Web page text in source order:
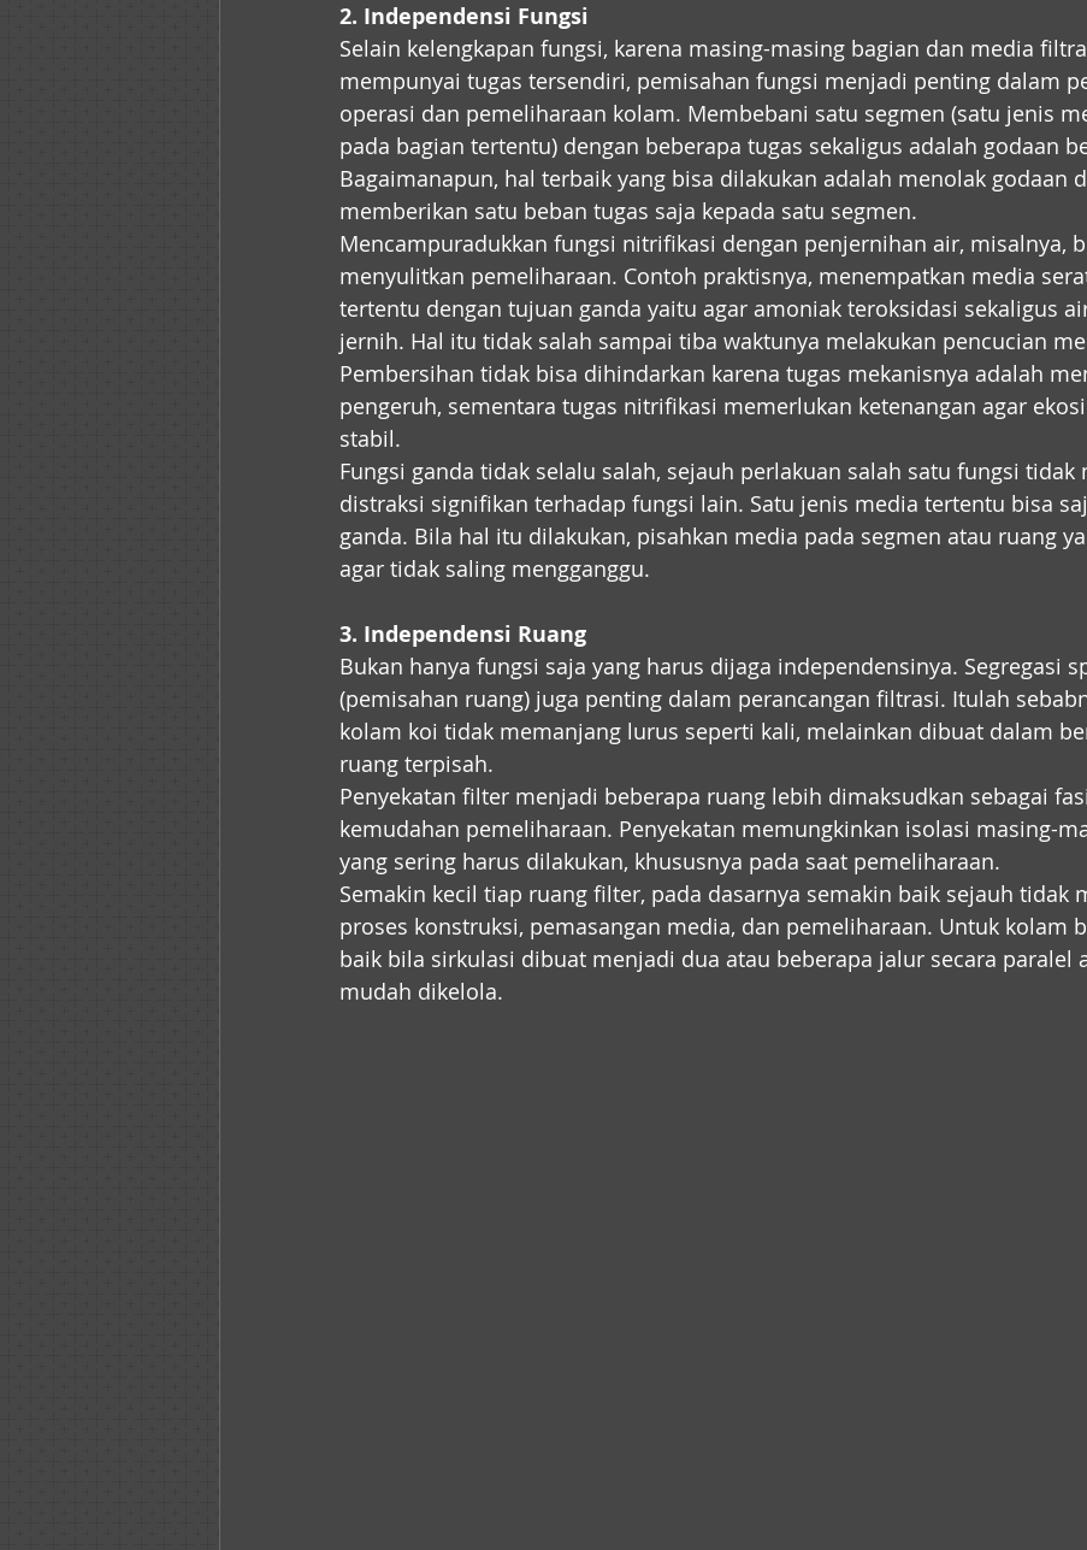
2. Independensi Fungsi
Selain kelengkapan fungsi, karena masing-masing bagian dan media
mempunyai tugas tersendiri, pemisahan fungsi menjadi penting dalam
operasi dan pemeliharaan kolam. Membebani satu segmen (satu jenis
pada bagian tertentu) dengan beberapa tugas sekaligus adalah godaan
Bagaimanapun, hal terbaik yang bisa dilakukan adalah menolak godaan
memberikan satu beban tugas saja kepada satu segmen.
Mencampuradukkan fungsi nitrifikasi dengan penjernihan air, misalnya,
menyulitkan pemeliharaan. Contoh praktisnya, menempatkan media
tertentu dengan tujuan ganda yaitu agar amoniak teroksidasi sekaligus
jernih. Hal itu tidak salah sampai tiba waktunya melakukan pencucian
Pembersihan tidak bisa dihindarkan karena tugas mekanisnya adalah
pengeruh, sementara tugas nitrifikasi memerlukan ketenangan agar
stabil.
Fungsi ganda tidak selalu salah, sejauh perlakuan salah satu fungsi tidak
distraksi signifikan terhadap fungsi lain. Satu jenis media tertentu bisa
ganda. Bila hal itu dilakukan, pisahkan media pada segmen atau ruang
agar tidak saling mengganggu.
3. Independensi Ruang
Bukan hanya fungsi saja yang harus dijaga independensinya. Segregasi
(pemisahan ruang) juga penting dalam perancangan filtrasi. Itulah
kolam koi tidak memanjang lurus seperti kali, melainkan dibuat dalam
ruang terpisah.
Penyekatan filter menjadi beberapa ruang lebih dimaksudkan sebagai
kemudahan pemeliharaan. Penyekatan memungkinkan isolasi masing-
yang sering harus dilakukan, khususnya pada saat pemeliharaan.
Semakin kecil tiap ruang filter, pada dasarnya semakin baik sejauh tidak
proses konstruksi, pemasangan media, dan pemeliharaan. Untuk kolam
baik bila sirkulasi dibuat menjadi dua atau beberapa jalur secara paralel
mudah dikelola.